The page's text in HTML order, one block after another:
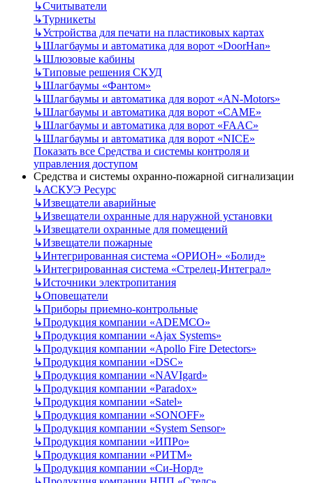
↳Считыватели
↳Турникеты
↳Устройства для печати на пластиковых картах
↳Шлагбаумы и автоматика для ворот «DoorHan»
↳Шлюзовые кабины
↳Типовые решения СКУД
↳Шлагбаумы «Фантом»
↳Шлагбаумы и автоматика для ворот «AN-Motors»
↳Шлагбаумы и автоматика для ворот «CAME»
↳Шлагбаумы и автоматика для ворот «FAAC»
↳Шлагбаумы и автоматика для ворот «NICE»
Показать все Средства и системы контроля и
управления доступом
Средства и системы охранно-пожарной сигнализации
↳АСКУЭ Ресурс
↳Извещатели аварийные
↳Извещатели охранные для наружной установки
↳Извещатели охранные для помещений
↳Извещатели пожарные
↳Интегрированная система «ОРИОН» «Болид»
↳Интегрированная система «Стрелец-Интеграл»
↳Источники электропитания
↳Оповещатели
↳Приборы приемно-контрольные
↳Продукция компании «ADEMCO»
↳Продукция компании «Ajax Systems»
↳Продукция компании «Apollo Fire Detectors»
↳Продукция компании «DSC»
↳Продукция компании «NAVIgard»
↳Продукция компании «Paradox»
↳Продукция компании «Satel»
↳Продукция компании «SONOFF»
↳Продукция компании «System Sensor»
↳Продукция компании «ИПРо»
↳Продукция компании «РИТМ»
↳Продукция компании «Си-Норд»